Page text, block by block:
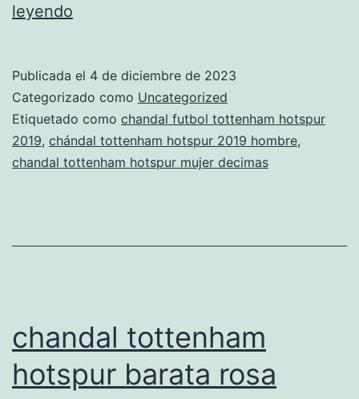
leyendo
hotspur
12
champions
Publicada el 4 de diciembre de 2023
Categorizado como Uncategorized
Etiquetado como chandal futbol tottenham hotspur
2019, chándal tottenham hotspur 2019 hombre,
chandal tottenham hotspur mujer decimas
chandal tottenham
hotspur barata rosa